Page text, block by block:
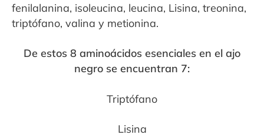
fenilalanina, isoleucina, leucina, Lisina, treonina,
triptófano, valina y metionina.
De estos 8 aminoácidos esenciales en el ajo
negro se encuentran 7:
Triptófano
Lisina